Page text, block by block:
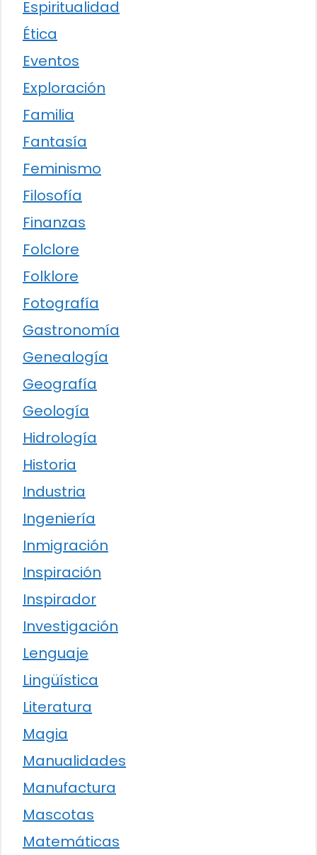
Espiritualidad
Ética
Eventos
Exploración
Familia
Fantasía
Feminismo
Filosofía
Finanzas
Folclore
Folklore
Fotografía
Gastronomía
Genealogía
Geografía
Geología
Hidrología
Historia
Industria
Ingeniería
Inmigración
Inspiración
Inspirador
Investigación
Lenguaje
Lingüística
Literatura
Magia
Manualidades
Manufactura
Mascotas
Matemáticas